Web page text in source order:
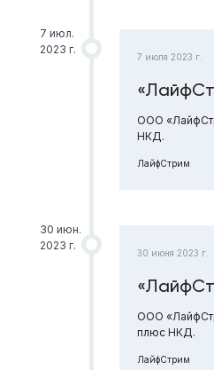
7 июл.
2023 г.
7 июля 2023 г.
ООО
НКД.
ЛайфСтрим
30 июн.
2023 г.
30 июня 2023 г.
ООО
плюс НКД.
ЛайфСтрим